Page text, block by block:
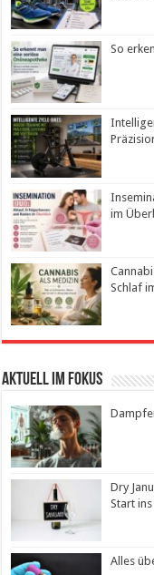
So
im
Schlaf
Aktuell im Fokus
Dry
Start
Alles